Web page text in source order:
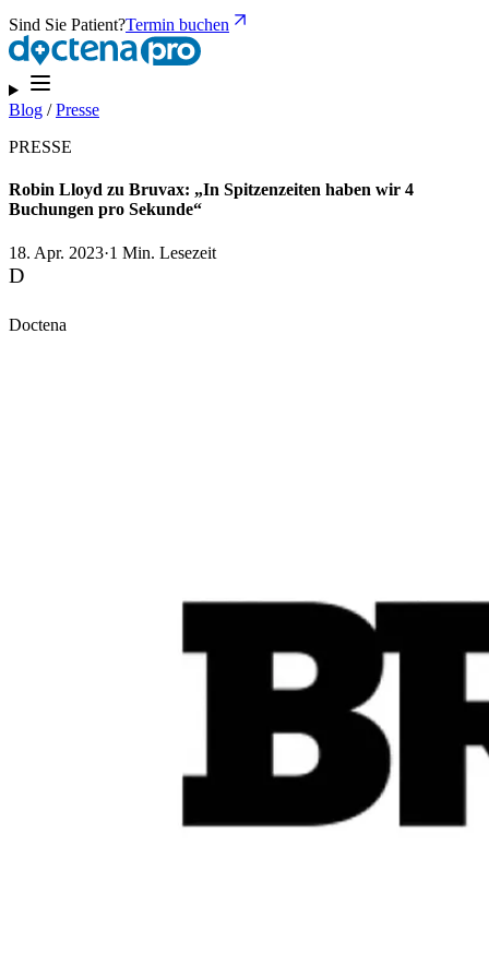
Sind Sie Patient?Termin buchen
Blog /Presse
PRESSE
Robin Lloyd zu Bruvax: „In Spitzenzeiten haben wir 4
Buchungen pro Sekunde“
18. Apr. 2023·1 Min. Lesezeit
D
Doctena